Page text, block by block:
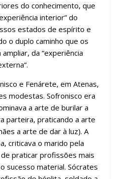
do conhecimento, que
interior” do
estados de espírito e
o duplo caminho que os
da “experiência
e Fenárete, em Atenas,
modestas. Sofronisco era
a arte de burilar a
parteira, praticando a arte
a arte de dar à luz). A
criticava o marido pela
praticar profissões mais
sucesso material. Sócrates